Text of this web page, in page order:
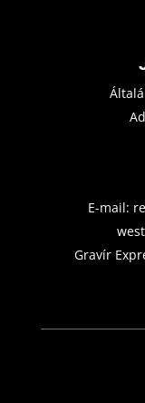
E-mail:
Gravír